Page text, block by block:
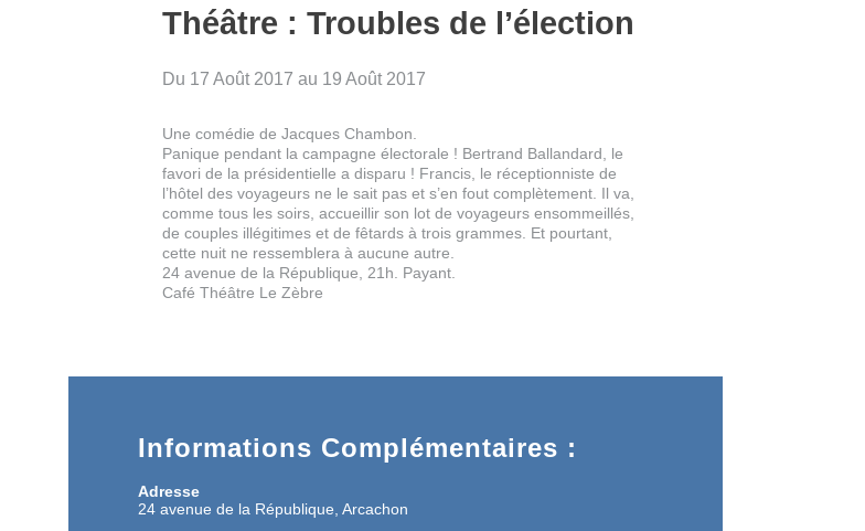
Théâtre : Troubles de l’élection
Du 17 Août 2017 au 19 Août 2017
Une comédie de Jacques Chambon.
Panique pendant la campagne électorale ! Bertrand Ballandard, le
favori de la présidentielle a disparu ! Francis, le réceptionniste de
l’hôtel des voyageurs ne le sait pas et s’en fout complètement. Il va,
comme tous les soirs, accueillir son lot de voyageurs ensommeillés,
de couples illégitimes et de fêtards à trois grammes. Et pourtant,
cette nuit ne ressemblera à aucune autre.
24 avenue de la République, 21h. Payant.
Café Théâtre Le Zèbre
Informations Complémentaires :
Adresse
24 avenue de la République, Arcachon